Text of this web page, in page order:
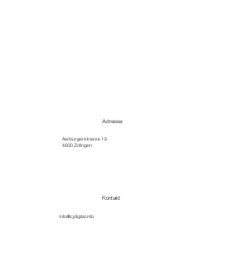
Adresse
Aarburgerstrasse 13,
4800 Zofingen
Kontakt
info@cjdigital.info